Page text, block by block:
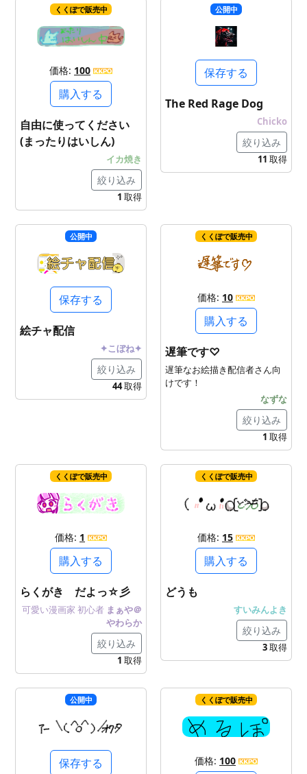
くくぽで販売中
価格: 100
購入する
自由に使ってください
(まったりはいしん)
イカ焼き
絞り込み
1 取得
公開中
保存する
The Red Rage Dog
Chicko
絞り込み
11 取得
公開中
保存する
絵チャ配信
✦こぼね✦
絞り込み
44取得
くくぽで販売中
価格: 10
購入する
遅筆です♡
遅筆なお絵描き配信者さん向
けです！
なずな
絞り込み
1 取得
くくぽで販売中
価格: 1
購入する
らくがき だよっ☆彡
可愛い漫画家 初心者 まぁや＠
やわらか
絞り込み
1 取得
くくぽで販売中
価格: 15
購入する
どうも
すいみんよき
絞り込み
3取得
公開中
保存する
くくぽで販売中
価格: 100